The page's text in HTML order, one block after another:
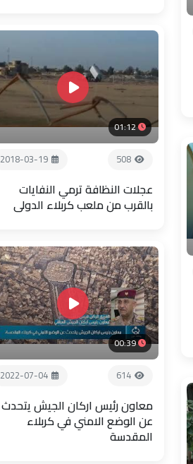
01:12
508
2018-03-19
عجلات النظافة ترمي النفايات
بالقرب من ملعب كربلاء الدولي
00:39
614
2022-07-04
معاون رئيس اركان الجيش يتحدث
عن الوضع الامني في كربلاء
المقدسة